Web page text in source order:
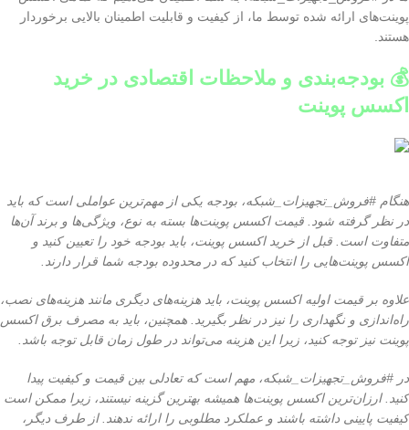
پوینت‌های ارائه شده توسط ما، از کیفیت و قابلیت اطمینان بالایی برخوردار
هستند.
💰 بودجه‌بندی و ملاحظات اقتصادی در خرید
اکسس پوینت
هنگام #فروش_تجهیزات_شبکه، بودجه یکی از مهم‌ترین عواملی است که باید
در نظر گرفته شود. قیمت اکسس پوینت‌ها بسته به نوع، ویژگی‌ها و برند آن‌ها
متفاوت است. قبل از خرید اکسس پوینت، باید بودجه خود را تعیین کنید و
اکسس پوینت‌هایی را انتخاب کنید که در محدوده بودجه شما قرار دارند.
علاوه بر قیمت اولیه اکسس پوینت، باید هزینه‌های دیگری مانند هزینه‌های نصب،
راه‌اندازی و نگهداری را نیز در نظر بگیرید. همچنین، باید به مصرف برق اکسس
پوینت نیز توجه کنید، زیرا این هزینه می‌تواند در طول زمان قابل توجه باشد.
در #فروش_تجهیزات_شبکه، مهم است که تعادلی بین قیمت و کیفیت پیدا
کنید. ارزان‌ترین اکسس پوینت‌ها همیشه بهترین گزینه نیستند، زیرا ممکن است
کیفیت پایینی داشته باشند و عملکرد مطلوبی را ارائه ندهند. از طرف دیگر،